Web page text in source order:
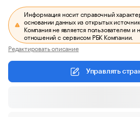
Информация носит справочный
основании данных из открытых
Компания не является пользователем и
отношений с сервисом РБК Компании.
Редактировать описание
Управлять